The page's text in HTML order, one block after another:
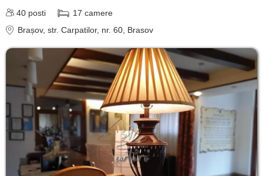
40 posti 17 camere
Brașov, str. Carpatilor, nr. 60, Brasov